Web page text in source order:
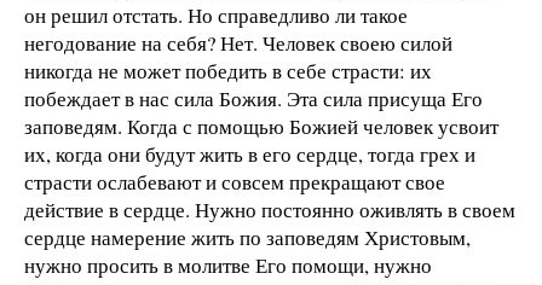
он решил отстать. Но справедливо ли такое
негодование на себя? Нет. Человек своею силой
никогда не может победить в себе страсти: их
побеждает в нас сила Божия. Эта сила присуща Его
заповедям. Когда с помощью Божией человек усвоит
их, когда они будут жить в его сердце, тогда грех и
страсти ослабевают и совсем прекращают свое
действие в сердце. Нужно постоянно оживлять в своем
сердце намерение жить по заповедям Христовым,
нужно просить в молитве Его помощи, нужно